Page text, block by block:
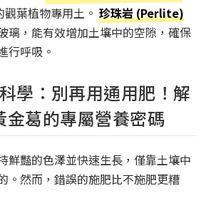
葉植物專用土。 珍珠岩 (Perlite)
璃，能有效增加土壤中的空隙，確保
行呼吸。
學：別再用通用肥！解
金葛的專屬營養密碼
鮮豔的色澤並快速生長，僅靠土壤中
。然而，錯誤的施肥比不施肥更糟